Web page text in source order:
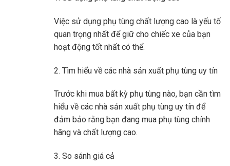
Việc sử dụng phụ tùng chất lượng cao là yếu tố
quan trọng nhất để giữ cho chiếc xe của bạn
hoạt động tốt nhất có thể.
2. Tìm hiểu về các nhà sản xuất phụ tùng uy tín
Trước khi mua bất kỳ phụ tùng nào, bạn cần tìm
hiểu về các nhà sản xuất phụ tùng uy tín để
đảm bảo rằng bạn đang mua phụ tùng chính
hãng và chất lượng cao.
3. So sánh giá cả